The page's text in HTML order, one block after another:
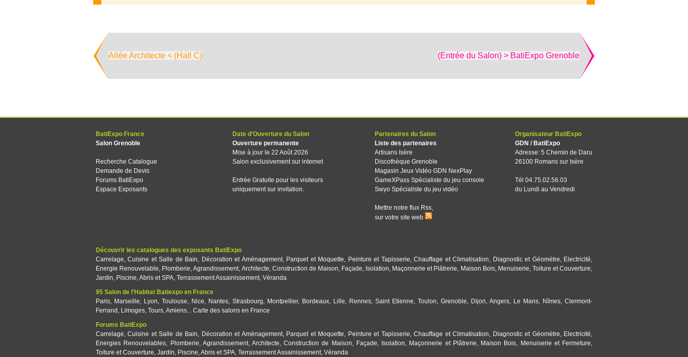
Allée Architecte < (Hall C) (Entrée du Salon) > BatiExpo Grenoble
BatiExpo France
Salon Grenoble
Recherche Catalogue
Demande de Devis
Forums BatiExpo
Espace Exposants
Date d'Ouverture du Salon
Ouverture permanente
Mise à jour le 22 Août 2026
Salon exclusivement sur internet
Entrée Gratuite pour les visiteurs
uniquement sur invitation.
Partenaires du Salon
Liste des partenaires
Artisans Isère
Discothèque Grenoble
Magasin Jeux Vidéo GDN NexPlay
GameXPass Spécialiste du jeu console
Swyo Spécialiste du jeu vidéo
Mettre notre flux Rss,
sur votre site web
Organisateur BatiExpo
GDN / BatiExpo
Adresse: 5 Chemin de Daru
26100 Romans sur Isère
Tél 04.75.02.56.03
du Lundi au Vendredi
Découvrir les catalogues des exposants BatiExpo
Carrelage,Cuisine et Salle de Bain, Décoration et Aménagement, Parquet et Moquette, Peinture et Tapisserie,Chauffage et Climatisation, Diagnostic et Géomètre, Electricité,
Energie Renouvelable, Plomberie,Agrandissement, Architecte, Construction de Maison, Façade, Isolation, Maçonnerie et Plâtrerie, Maison Bois, Menuiserie, Toiture et Couverture,
Jardin, Piscine, Abris et SPA, Terrassement Assainissement, Véranda
95 Salon de l'Habitat Batiexpo en France
Paris, Marseille, Lyon, Toulouse, Nice, Nantes, Strasbourg, Montpellier, Bordeaux, Lille, Rennes, Saint Etienne, Toulon, Grenoble, Dijon, Angers, Le Mans, Nîmes, Clermont-
Ferrand , Limoges, Tours,Amiens... Carte des salons en France
Forums BatiExpo
Carrelage,Cuisine et Salle de Bain, Décoration et Aménagement, Parquet et Moquette, Peinture et Tapisserie,Chauffage et Climatisation, Diagnostic et Géomètre, Electricité,
Energies Renouvelables, Plomberie, Agrandissement, Architecte,Construction de Maison, Façade, Isolation, Maçonnerie et Plâtrerie, Maison Bois, Menuiserie et Fermeture,
Toiture et Couverture, Jardin, Piscine, Abris et SPA, Terrassement Assainissement, Véranda